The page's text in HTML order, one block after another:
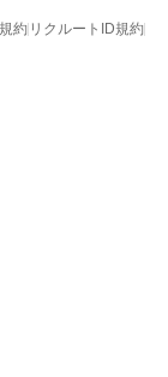
約 リクルートID規約